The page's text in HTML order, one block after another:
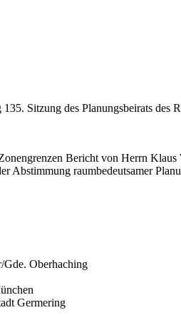
Sitzung des Planungsbeirats
Bericht von Herrn
Abstimmung raumbedeutsamer
Gde. Oberhaching
Germering